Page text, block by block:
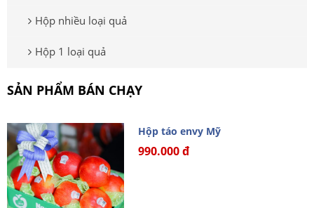
Hộp nhiều loại quả
Hộp 1 loại quả
SẢN PHẨM BÁN CHẠY
Hộp táo envy Mỹ
990.000 đ